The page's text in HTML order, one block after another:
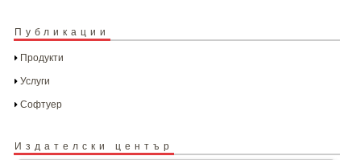
Публикации
Продукти
Услуги
Софтуер
Издателски център